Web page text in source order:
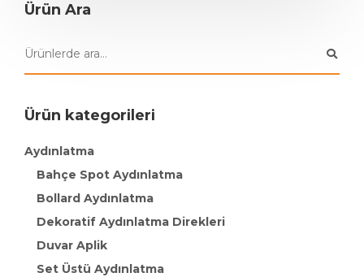
Ürün Ara
Ürün kategorileri
Aydınlatma
Bahçe Spot Aydınlatma
Bollard Aydınlatma
Dekoratif Aydınlatma Direkleri
Duvar Aplik
Set Üstü Aydınlatma